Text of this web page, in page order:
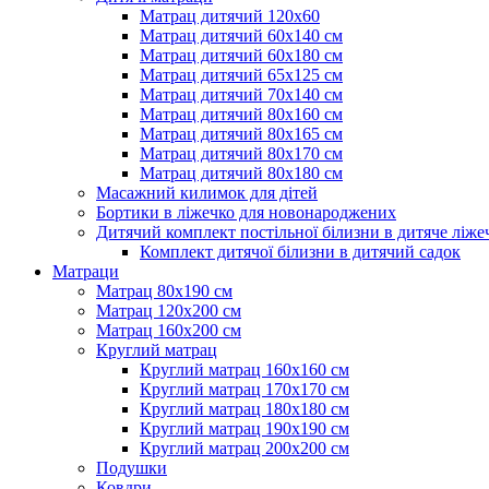
Матрац дитячий 120х60
Матрац дитячий 60х140 см
Матрац дитячий 60х180 см
Матрац дитячий 65х125 см
Матрац дитячий 70х140 см
Матрац дитячий 80х160 см
Матрац дитячий 80х165 см
Матрац дитячий 80х170 см
Матрац дитячий 80х180 см
Масажний килимок для дітей
Бортики в ліжечко для новонароджених
Дитячий комплект постільної білизни в дитяче
Комплект дитячої білизни в дитячий садок
Матраци
Матрац 80х190 см
Матрац 120х200 см
Матрац 160х200 см
Круглий матрац
Круглий матрац 160х160 см
Круглий матрац 170х170 см
Круглий матрац 180х180 см
Круглий матрац 190х190 см
Круглий матрац 200х200 см
Подушки